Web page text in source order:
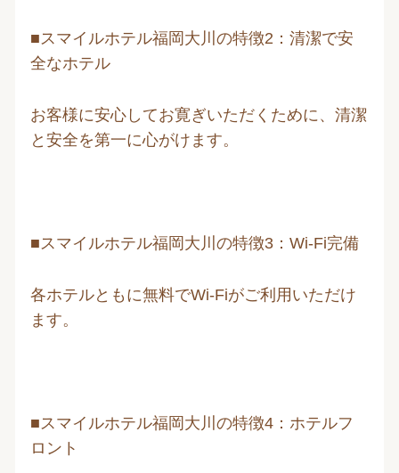
■スマイルホテル福岡大川の特徴2：清潔で安
全なホテル
お客様に安心してお寛ぎいただくために、清潔
と安全を第一に心がけます。
■スマイルホテル福岡大川の特徴3：Wi-Fi完備
各ホテルともに無料でWi-Fiがご利用いただけ
ます。
■スマイルホテル福岡大川の特徴4：ホテルフ
ロント